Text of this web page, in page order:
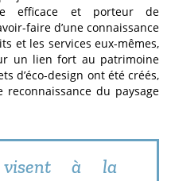
efficace et porteur de
faire d’une connaissance
et les services eux-mêmes,
un lien fort au patrimoine
d’éco-design ont été créés,
du paysage
visent à la